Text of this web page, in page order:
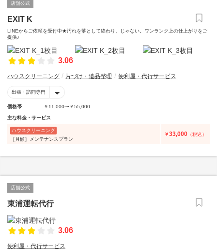
店舗公式
EXIT K
LINEからご依頼を受付中★汚れを落として終わり、じゃない。ワンランク上の仕上がりをご
提供♪
3.06
ハウスクリーニング 片づけ・遺品整理 便利屋・代行サービス
出張・訪問専門
価格帯 ￥11,000〜￥55,000
主な料金・サービス
ハウスクリーニング
［月額］メンテナンスプラン
￥33,000 （税込）
店舗公式
東浦運転代行
3.06
便利屋・代行サービス